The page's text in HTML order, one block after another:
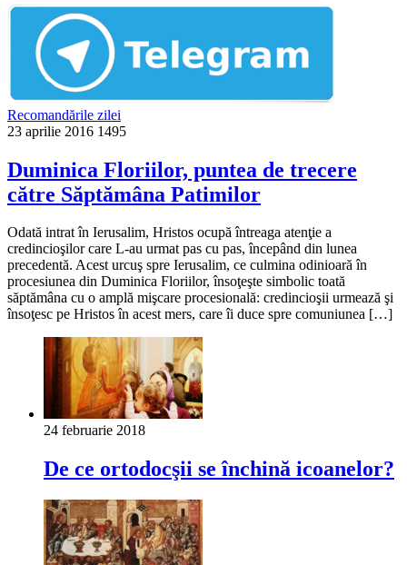
Recomandările zilei
23 aprilie 2016 1495
Duminica Floriilor, puntea de trecere
către Săptămâna Patimilor
Odată intrat în Ierusalim, Hristos ocupă întreaga atenţie a
credincioşilor care L-au urmat pas cu pas, începând din lunea
precedentă. Acest urcuş spre Ierusalim, ce culmina odinioară în
proce­siunea din Duminica Floriilor, însoţeşte simbolic toată
săptămâna cu o amplă mişcare procesională: credincioşii urmează şi
însoţesc pe Hristos în acest mers, care îi duce spre comuniunea […]
24 februarie 2018
De ce ortodocşii se închină icoanelor?